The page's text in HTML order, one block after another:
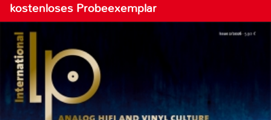
kostenloses Probeexemplar